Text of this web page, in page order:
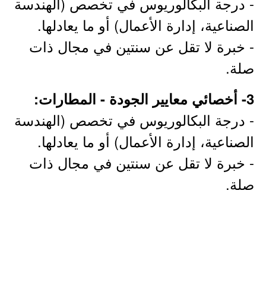
الصناعية، إدارة الأعمال) أو ما يعادلها.
- خبرة لا تقل عن سنتين في مجال ذات
صلة.
3- أخصائي معايير الجودة - المطارات:
- درجة البكالوريوس في تخصص (الهندسة
الصناعية، إدارة الأعمال) أو ما يعادلها.
- خبرة لا تقل عن سنتين في مجال ذات
صلة.